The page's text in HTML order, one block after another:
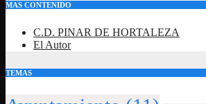
MAS CONTENIDO
C.D. PINAR DE HORTALEZA
El Autor
TEMAS